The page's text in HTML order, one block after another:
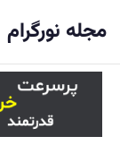
مجله نورگرام